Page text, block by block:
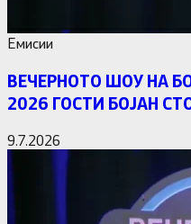
Емисии
ВЕЧЕРНОТО ШОУ НА
2026 ГОСТИ БОЈАН
9.7.2026